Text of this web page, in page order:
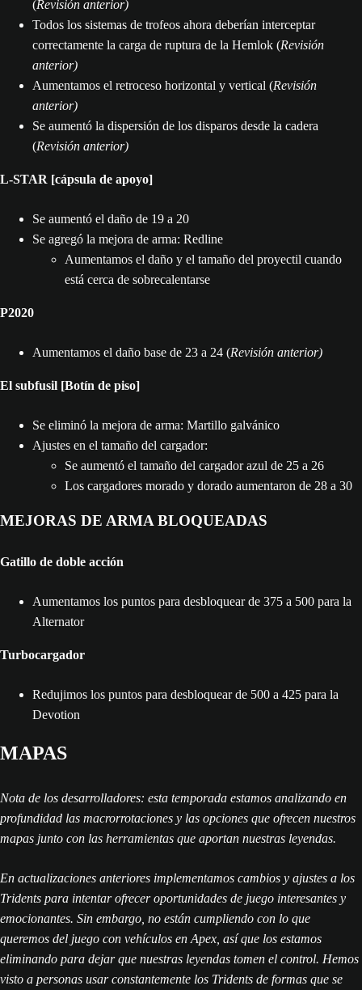
(Revisión anterior)
Todos los sistemas de trofeos ahora deberían interceptar
correctamente la carga de ruptura de la Hemlok (Revisión
anterior)
Aumentamos el retroceso horizontal y vertical (Revisión
anterior)
Se aumentó la dispersión de los disparos desde la cadera
(Revisión anterior)
L-STAR [cápsula de apoyo]
Se aumentó el daño de 19 a 20
Se agregó la mejora de arma: Redline
Aumentamos el daño y el tamaño del proyectil cuando
está cerca de sobrecalentarse
P2020
Aumentamos el daño base de 23 a 24 (Revisión anterior)
El subfusil [Botín de piso]
Se eliminó la mejora de arma: Martillo galvánico
Ajustes en el tamaño del cargador:
Se aumentó el tamaño del cargador azul de 25 a 26
Los cargadores morado y dorado aumentaron de 28 a 30
MEJORAS DE ARMA BLOQUEADAS
Gatillo de doble acción
Aumentamos los puntos para desbloquear de 375 a 500 para la
Alternator
Turbocargador
Redujimos los puntos para desbloquear de 500 a 425 para la
Devotion
MAPAS
Nota de los desarrolladores: esta temporada estamos analizando en
profundidad las macrorrotaciones y las opciones que ofrecen nuestros
mapas junto con las herramientas que aportan nuestras leyendas.
En actualizaciones anteriores implementamos cambios y ajustes a los
Tridents para intentar ofrecer oportunidades de juego interesantes y
emocionantes. Sin embargo, no están cumpliendo con lo que
queremos del juego con vehículos en Apex, así que los estamos
eliminando para dejar que nuestras leyendas tomen el control. Hemos
visto a personas usar constantemente los Tridents de formas que se